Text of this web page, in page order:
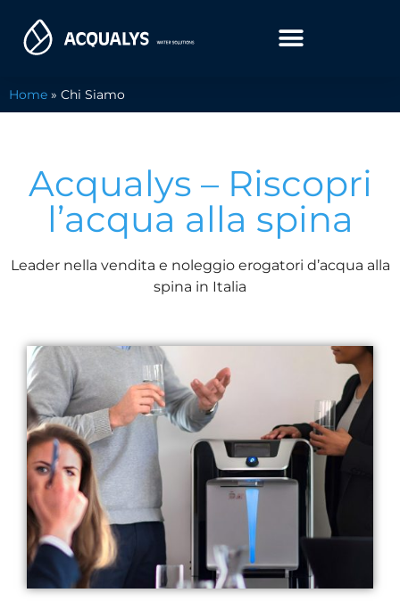
Home » Chi Siamo
Acqualys – Riscopri
l’acqua alla spina
Leader nella vendita e noleggio erogatori d’acqua alla
spina in Italia